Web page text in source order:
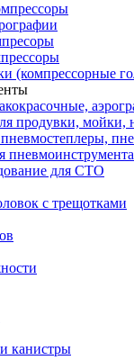
(компрессорные
продувки, мойки,
пневмоинструмента
для СТО
c трещотками
канистры